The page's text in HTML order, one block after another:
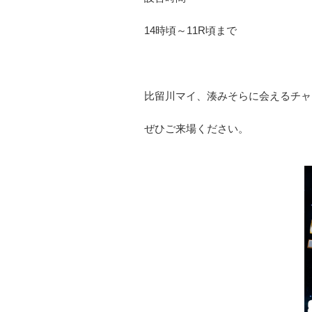
14時頃～11R頃まで
比留川マイ、湊みそらに会えるチ
ぜひご来場ください。